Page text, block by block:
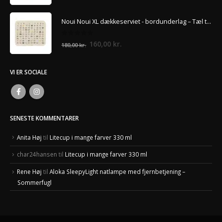
var:
er:
Noui Noui XL dækkeserviet - bordunderlag – Tæl til 100
ud af 5
180,00kr. Den
160,00 kr.
VI ER SOCIALE
SENESTE KOMMENTARER
Anita Høj til Litecup i mange farver 330 ml
char24hansen til Litecup i mange farver 330 ml
Rene Høj til Aloka SleepyLight natlampe med fjernbetjening –
Sommerfugl